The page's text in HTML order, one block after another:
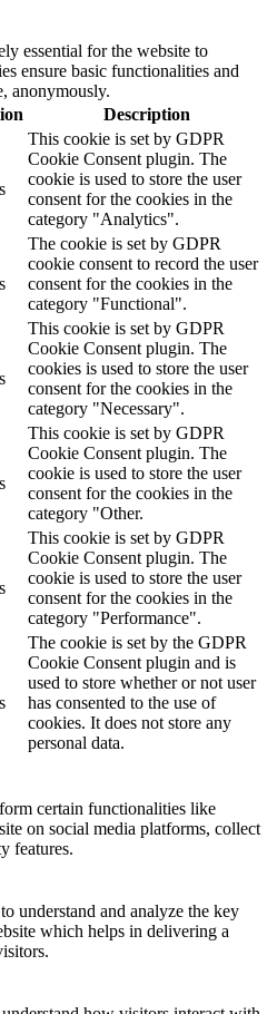
essential for the website to
ensure basic functionalities and
anonymously.
Description
This cookie is set by GDPR
Cookie Consent plugin. The
cookie is used to store the user
consent for the cookies in the
category "Analytics".
The cookie is set by GDPR
cookie consent to record the user
consent for the cookies in the
category "Functional".
This cookie is set by GDPR
Cookie Consent plugin. The
cookies is used to store the user
consent for the cookies in the
category "Necessary".
This cookie is set by GDPR
Cookie Consent plugin. The
cookie is used to store the user
consent for the cookies in the
category "Other.
This cookie is set by GDPR
Cookie Consent plugin. The
cookie is used to store the user
consent for the cookies in the
category "Performance".
The cookie is set by the GDPR
Cookie Consent plugin and is
used to store whether or not user
has consented to the use of
cookies. It does not store any
personal data.
certain functionalities like
on social media platforms, collect
features.
understand and analyze the key
which helps in delivering a